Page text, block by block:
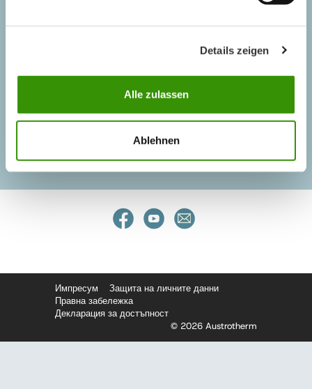
Details zeigen
Alle zulassen
Ablehnen
ISO 9001:2015
Импресум
Защита на личните данни
Правна забележка
Декларация за достъпност
© 2026 Austrotherm